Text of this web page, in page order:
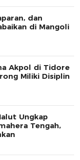
dan
di Mangoli
Akpol di Tidore
Miliki Disiplin
Ungkap
Tengah,